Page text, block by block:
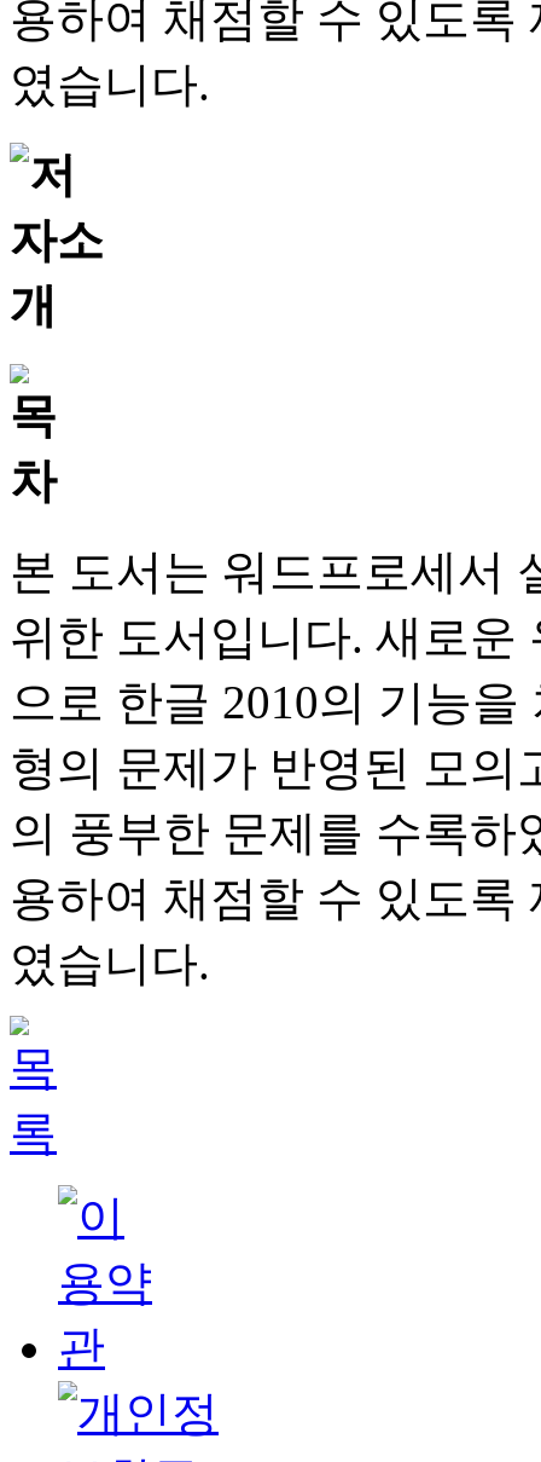
용하여 채점할 수 있도록
였습니다.
본 도서는 워드프로세서
위한 도서입니다. 새로운
으로 한글 2010의 기능
형의 문제가 반영된 모의
의 풍부한 문제를 수록하
용하여 채점할 수 있도록
였습니다.